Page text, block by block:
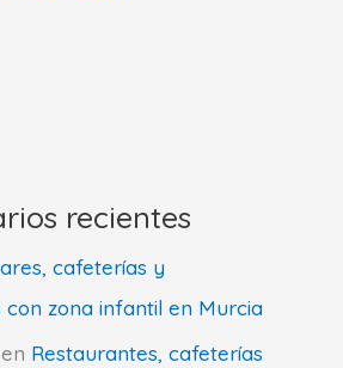
recientes
cafeterías y
zona infantil en Murcia
en Restaurantes, cafeterías